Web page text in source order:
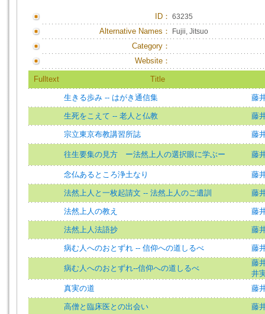
ID ： 63235
Alternative Names： Fujii, Jitsuo
Category：
Website：
Fulltext Title
生きる歩み -- はがき通信集 藤
生死をこえて -- 老人と仏教 藤
宗立東京布教講習所誌 藤
往生要集の見方 ー法然上人の選択眼に学ぶー 藤
念仏あるところ浄土なり 藤
法然上人と一枚起請文 -- 法然上人のご遺訓 藤
法然上人の教え 藤
法然上人法語抄 藤
病む人へのおとずれ -- 信仰への道しるべ 藤
病む人へのおとずれ--信仰への道しるべ
藤
井
真実の道
藤
高僧と臨床医との出会い 藤